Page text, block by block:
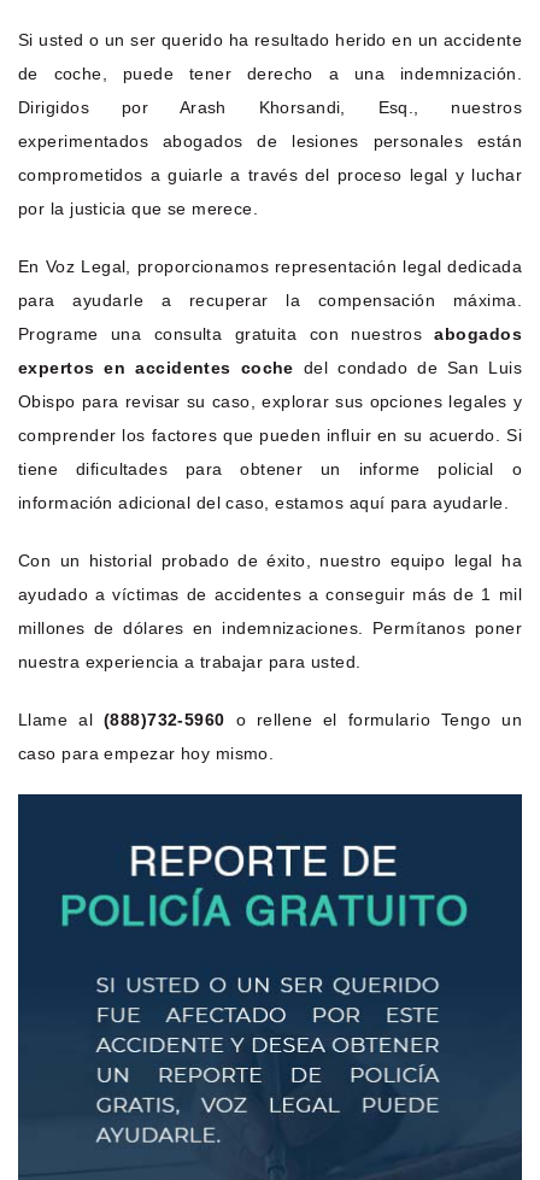
Si usted o un ser querido ha resultado herido en un accidente
de coche, puede tener derecho a una indemnización.
Dirigidos por Arash Khorsandi, Esq., nuestros
experimentados abogados de lesiones personales están
comprometidos a guiarle a través del proceso legal y luchar
por la justicia que se merece.
En Voz Legal, proporcionamos representación legal dedicada
para ayudarle a recuperar la compensación máxima.
Programe una consulta gratuita con nuestrosabogados
expertos en accidentes coche del condado de San Luis
Obispo para revisar su caso, explorar sus opciones legales y
comprender los factores que pueden influir en su acuerdo. Si
tiene dificultades para obtener un informe policial o
información adicional del caso, estamos aquí para ayudarle.
Con un historial probado de éxito, nuestro equipo legal ha
ayudado a víctimas de accidentes a conseguir más de 1 mil
millones de dólares en indemnizaciones. Permítanos poner
nuestra experiencia a trabajar para usted.
Llame al (888)732-5960 o rellene el formulario Tengo un
caso para empezar hoy mismo.